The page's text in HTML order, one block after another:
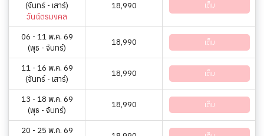
(จันทร์ - เสาร์)
วันฉัตรมงคล
18,990 เต็ม
06 - 11 พ.ค. 69
(พุธ - จันทร์)
18,990 เต็ม
11 - 16 พ.ค. 69
(จันทร์ - เสาร์)
18,990 เต็ม
13 - 18 พ.ค. 69
(พุธ - จันทร์)
18,990 เต็ม
20 - 25 พ.ค. 69